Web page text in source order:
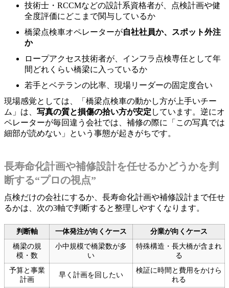
技術士・RCCMなどの設計系資格者が、点検計画や健
全度評価にどこまで関与しているか
橋梁点検車オペレーターが自社社員か、スポット外注
か
ロープアクセス技術者が、インフラ点検専任として年
間どれくらい橋梁に入っているか
若手とベテランの比率、現場リーダーの固定度合い
現場感覚としては、「橋梁点検車の動かし方が上手いチー
ム」は、 写真の質と損傷の拾い方が安定 しています。逆にオ
ペレーターが毎回違う会社では、補修の際に「この写真では
細部が読めない」という事態が起きがちです。
長寿命化計画や補修設計を任せるかどうかを判
断する“プロの視点”
点検だけの会社にするか、長寿命化計画や補修設計まで任せ
るかは、次の3軸で判断すると整理しやすくなります。
判断軸 一体発注が向くケース
分業が向くケース
橋梁の規
模・数
小中規模で橋梁数が多
い
特殊構造・長大橋が含まれ
る
予算と事業
計画
早く計画を回したい
検証に時間と費用をかけら
れる